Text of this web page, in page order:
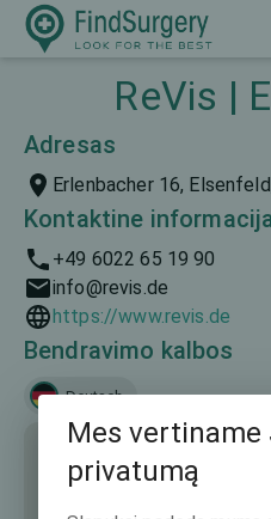
ReVis |
Adresas
Erlenbacher 16,
Kontaktine
+49 6022 65 19 90
info@revis.de
https://www.revis.de
Bendravimo kalbos
Deutsch
Mes vertiname
privatumą